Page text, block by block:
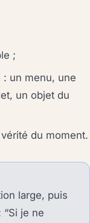
;
: un menu, une
un objet du
du moment.
large, puis
je ne